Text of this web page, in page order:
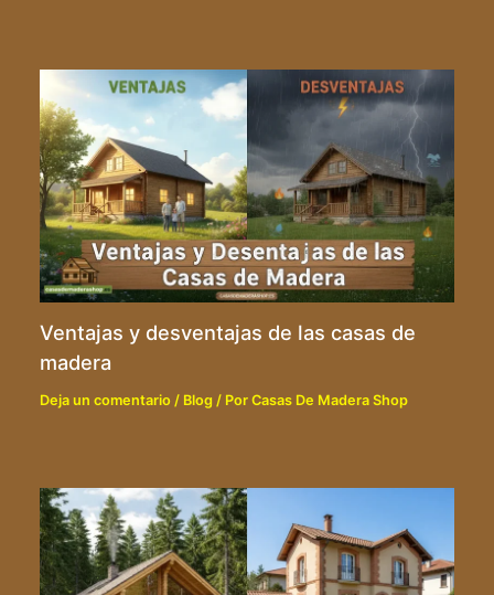
Ventajas y desventajas de las casas de
madera
Deja un comentario / Blog / PorCasas De Madera Shop